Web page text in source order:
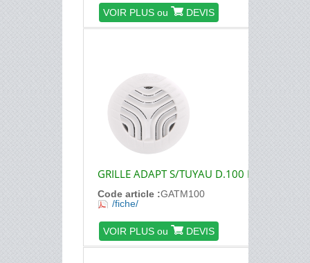
VOIR PLUS ou DEVIS
GRILLE ADAPT S/TUYAU D.100 M
Code article :GATM100
/fiche/
VOIR PLUS ou DEVIS